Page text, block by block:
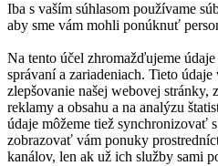
Iba s vaším súhlasom používame
aby sme vám mohli ponúknuť
Na tento účel zhromažďujeme
správaní a zariadeniach. Tieto
zlepšovanie našej webovej stránky,
reklamy a obsahu a na analýzu
údaje môžeme tiež synchronizovať
zobrazovať vám ponuky
kanálov, len ak už ich služby sami